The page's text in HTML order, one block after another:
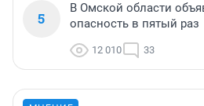
5
В Омской области
опасность в пятый раз
12 010 33